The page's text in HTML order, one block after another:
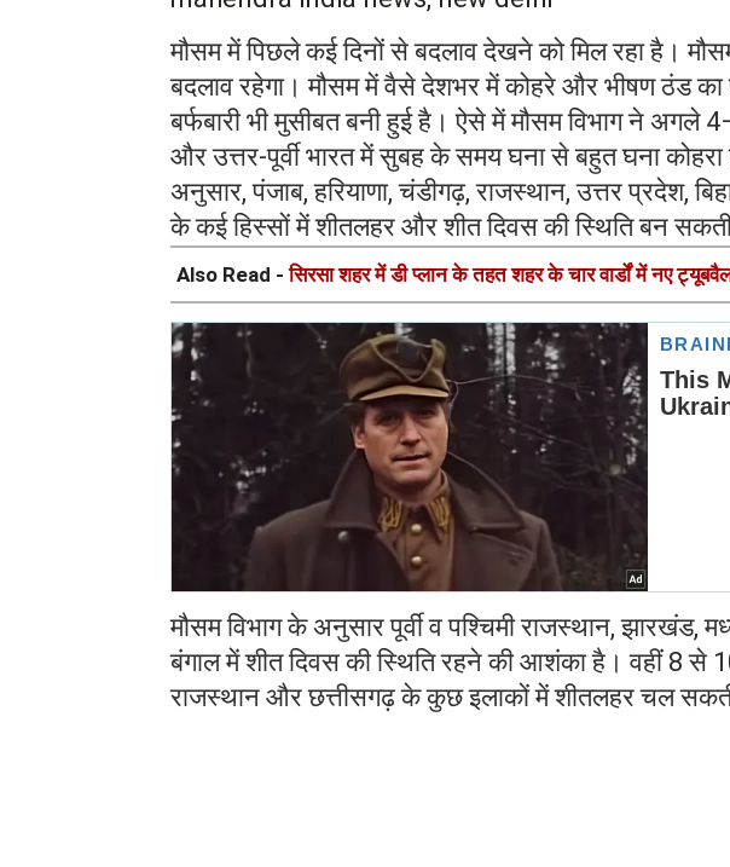
मौसम में पिछले कई दिनों से बदलाव देखने को मिल रहा है।
बदलाव रहेगा। मौसम में वैसे देशभर में कोहरे और भीषण ठंड का
बर्फबारी भी मुसीबत बनी हुई है। ऐसे में मौसम विभाग ने अगले
और उत्तर-पूर्वी भारत में सुबह के समय घना से बहुत घना
अनुसार, पंजाब, हरियाणा, चंडीगढ़, राजस्थान, उत्तर प्रदेश,
के कई हिस्सों में शीतलहर और शीत दिवस की स्थिति बन
Also Read -सिरसा शहर में डी प्लान के तहत शहर के चार वार्डों में नए
मौसम विभाग के अनुसार पूर्वी व पश्चिमी राजस्थान, झारखंड,
बंगाल में शीत दिवस की स्थिति रहने की आशंका है। वहीं 8 से
राजस्थान और छत्तीसगढ़ के कुछ इलाकों में शीतलहर चल